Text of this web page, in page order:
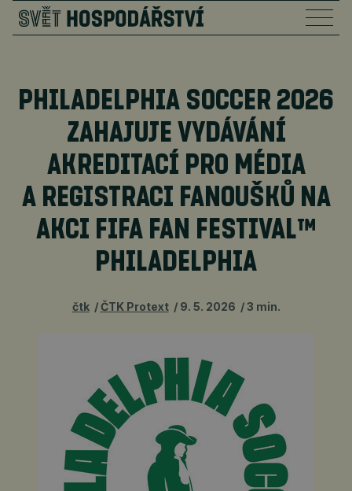
PHILADELPHIA SOCCER 2026
ZAHAJUJE VYDÁVÁNÍ
AKREDITACÍ PRO MÉDIA
A REGISTRACI FANOUŠKŮ NA
AKCI FIFA FAN FESTIVAL™
PHILADELPHIA
čtk ČTK Protext 9. 5. 2026 3 min.